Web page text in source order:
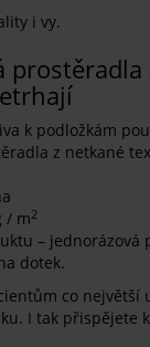
i vy.
k podložkám
z netkané
/ m2
– jednorázová
dotek.
co největší
I tak přispějete